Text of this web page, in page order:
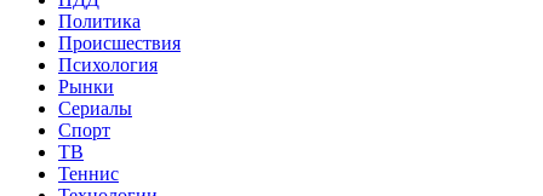
Политика
Происшествия
Психология
Рынки
Сериалы
Спорт
ТВ
Теннис